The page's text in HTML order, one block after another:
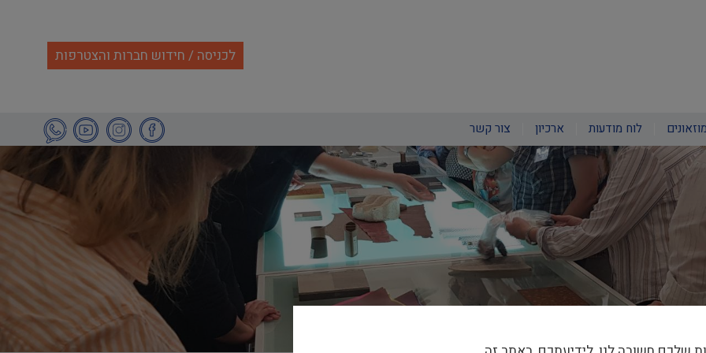
לכניסה / חידוש חברות והצטרפות
לוח מודעות ארכיון צור קשר